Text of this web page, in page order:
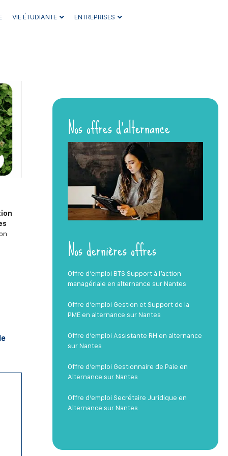
VIE ÉTUDIANTE ENTREPRISES
Nos offres d’alternance
Nos dernières offres
Offre d’emploi BTS Support à l’action
managériale en alternance sur Nantes
Offre d’emploi Gestion et Support de la
PME en alternance sur Nantes
Offre d’emploi Assistante RH en alternance
sur Nantes
Offre d’emploi Gestionnaire de Paie en
Alternance sur Nantes
Offre d’emploi Secrétaire Juridique en
Alternance sur Nantes